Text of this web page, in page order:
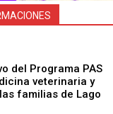
del Programa PAS
veterinaria y
familias de Lago